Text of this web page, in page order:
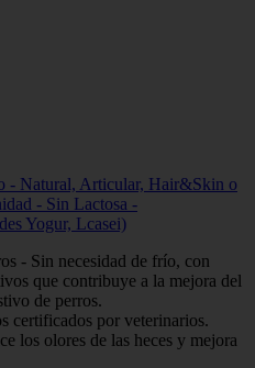
- Natural, Articular, Hair&Skin o
- Sin Lactosa -
Yogur, Lcasei)
- Sin necesidad de frío, con
que contribuye a la mejora del
de perros.
certificados por veterinarios.
los olores de las heces y mejora